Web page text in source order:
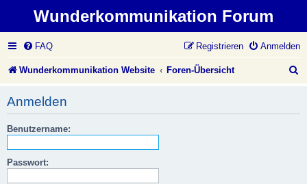
Wunderkommunikation Forum
FAQ Anmelden
Registrieren
Wunderkommunikation Website Foren-Übersicht
Anmelden
Benutzername:
Passwort: